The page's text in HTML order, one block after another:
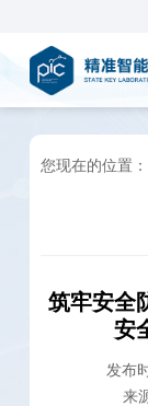
您现在的位置：
筑牢安全
安
发布
来